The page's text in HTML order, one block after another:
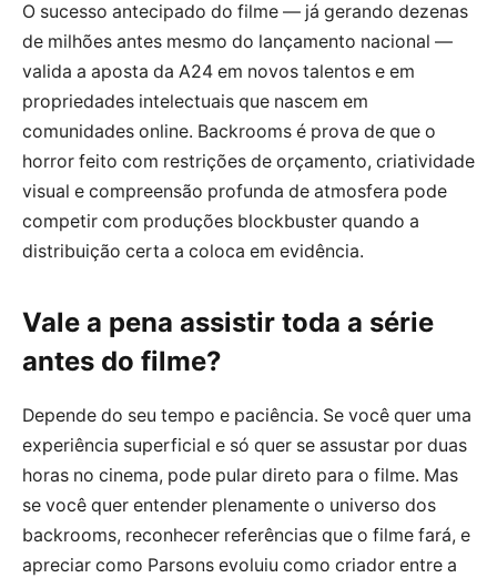
O sucesso antecipado do filme — já gerando dezenas
de milhões antes mesmo do lançamento nacional —
valida a aposta da A24 em novos talentos e em
propriedades intelectuais que nascem em
comunidades online. Backrooms é prova de que o
horror feito com restrições de orçamento, criatividade
visual e compreensão profunda de atmosfera pode
competir com produções blockbuster quando a
distribuição certa a coloca em evidência.
Vale a pena assistir toda a série
antes do filme?
Depende do seu tempo e paciência. Se você quer uma
experiência superficial e só quer se assustar por duas
horas no cinema, pode pular direto para o filme. Mas
se você quer entender plenamente o universo dos
backrooms, reconhecer referências que o filme fará, e
apreciar como Parsons evoluiu como criador entre a